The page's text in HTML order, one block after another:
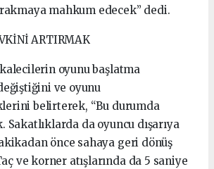
mahkum edecek” dedi.
ARTIRMAK
oyunu başlatma
ve oyunu
belirterek, “Bu durumda
da oyuncu dışarıya
önce sahaya geri dönüş
ve korner atışlarında da 5 saniye